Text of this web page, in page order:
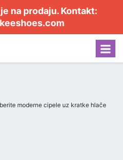
na prodaju. Kontakt:
moderne cipele uz kratke hlače